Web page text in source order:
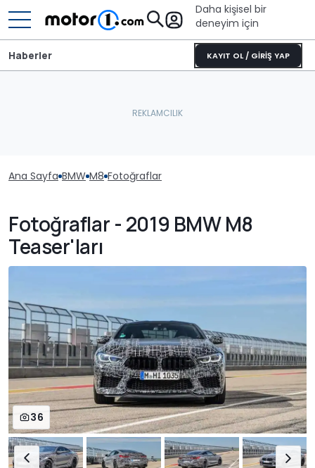
Daha kişisel bir
deneyim için
KAYIT OL / GİRİŞ YAP
Haberler
Ana Sayfa BMW M8 Fotoğraflar
Fotoğraflar - 2019 BMW M8
Teaser'ları
36